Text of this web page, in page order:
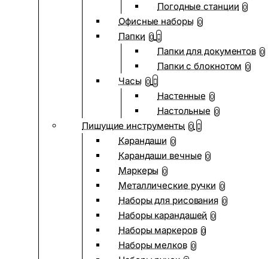
Погодные станции 0
Офисные наборы 0
Папки 0
Папки для документов 0
Папки с блокнотом 0
Часы 0
Настенные 0
Настольные 0
Пишущие инструменты 0
Карандаши 0
Карандаши вечные 0
Маркеры 0
Металлические ручки 0
Наборы для рисования 0
Наборы карандашей 0
Наборы маркеров 0
Наборы мелков 0